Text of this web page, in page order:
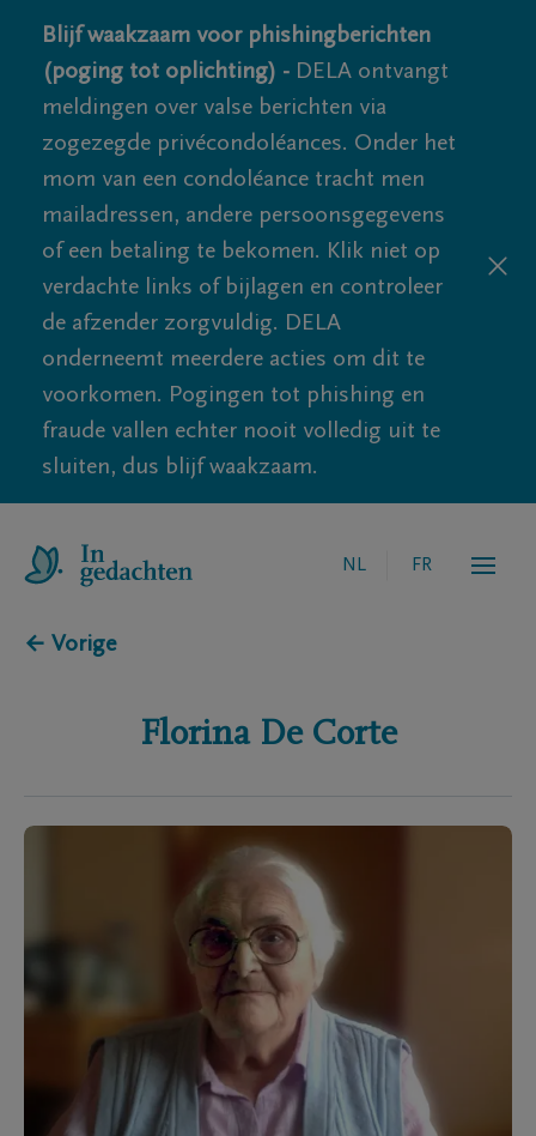
Blijf waakzaam voor phishingberichten
(poging tot oplichting) - DELA ontvangt
meldingen over valse berichten via
zogezegde privécondoléances. Onder het
mom van een condoléance tracht men
mailadressen, andere persoonsgegevens
of een betaling te bekomen. Klik niet op
verdachte links of bijlagen en controleer
de afzender zorgvuldig. DELA
onderneemt meerdere acties om dit te
voorkomen. Pogingen tot phishing en
fraude vallen echter nooit volledig uit te
sluiten, dus blijf waakzaam.
NL FR
← Vorige
Florina De Corte